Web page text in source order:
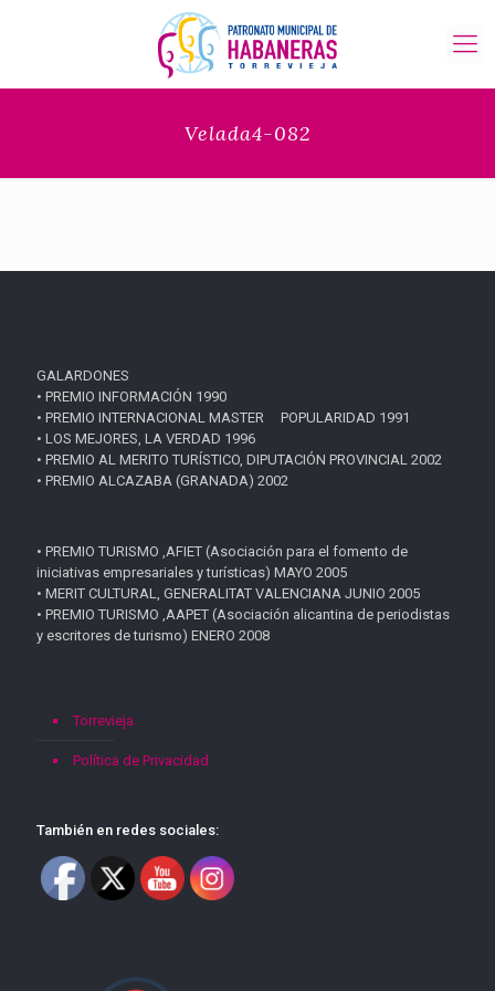
Velada4-082
GALARDONES
• PREMIO INFORMACIÓN 1990
• PREMIO INTERNACIONAL MASTER POPULARIDAD 1991
• LOS MEJORES, LA VERDAD 1996
• PREMIO AL MERITO TURÍSTICO, DIPUTACIÓN PROVINCIAL 2002
• PREMIO ALCAZABA (GRANADA) 2002
• PREMIO TURISMO ,AFIET (Asociación para el fomento de
iniciativas empresariales y turísticas) MAYO 2005
• MERIT CULTURAL, GENERALITAT VALENCIANA JUNIO 2005
• PREMIO TURISMO ,AAPET (Asociación alicantina de periodistas
y escritores de turismo) ENERO 2008
Torrevieja
Política de Privacidad
También en redes sociales: